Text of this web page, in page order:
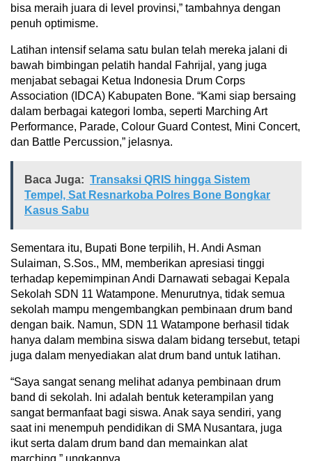
bisa meraih juara di level provinsi,” tambahnya dengan
penuh optimisme.
Latihan intensif selama satu bulan telah mereka jalani di
bawah bimbingan pelatih handal Fahrijal, yang juga
menjabat sebagai Ketua Indonesia Drum Corps
Association (IDCA) Kabupaten Bone. “Kami siap bersaing
dalam berbagai kategori lomba, seperti Marching Art
Performance, Parade, Colour Guard Contest, Mini Concert,
dan Battle Percussion,” jelasnya.
Baca Juga: Transaksi QRIS hingga Sistem
Tempel, Sat Resnarkoba Polres Bone Bongkar
Kasus Sabu
Sementara itu, Bupati Bone terpilih, H. Andi Asman
Sulaiman, S.Sos., MM, memberikan apresiasi tinggi
terhadap kepemimpinan Andi Darnawati sebagai Kepala
Sekolah SDN 11 Watampone. Menurutnya, tidak semua
sekolah mampu mengembangkan pembinaan drum band
dengan baik. Namun, SDN 11 Watampone berhasil tidak
hanya dalam membina siswa dalam bidang tersebut, tetapi
juga dalam menyediakan alat drum band untuk latihan.
“Saya sangat senang melihat adanya pembinaan drum
band di sekolah. Ini adalah bentuk keterampilan yang
sangat bermanfaat bagi siswa. Anak saya sendiri, yang
saat ini menempuh pendidikan di SMA Nusantara, juga
ikut serta dalam drum band dan memainkan alat